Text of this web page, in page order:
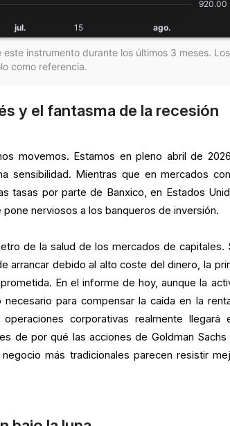
instrumento durante los últimos 3 meses. Los
como referencia.
y el fantasma de la recesión
movemos. Estamos en pleno abril de
sensibilidad. Mientras que en mercados
tasas por parte de Banxico, en Estados
nerviosos a los banqueros de inversión.
de la salud de los mercados de capitales.
arrancar debido al alto coste del dinero, la
En el informe de hoy, aunque la
para compensar la caída en la
corporativas realmente llegará
de por qué las acciones de Goldman Sachs
más tradicionales parecen resistir